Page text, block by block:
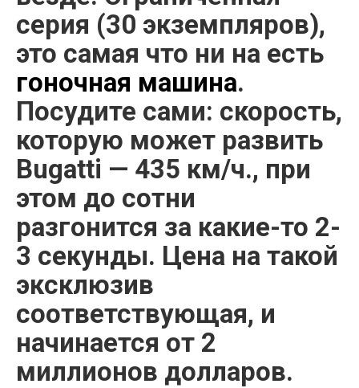
серия (30 экземпляров),
это самая что ни на есть
гоночная машина.
Посудите сами: скорость,
которую может развить
Bugatti — 435 км/ч., при
этом до сотни
разгонится за какие-то 2-
3 секунды. Цена на такой
эксклюзив
соответствующая, и
начинается от 2
миллионов долларов.